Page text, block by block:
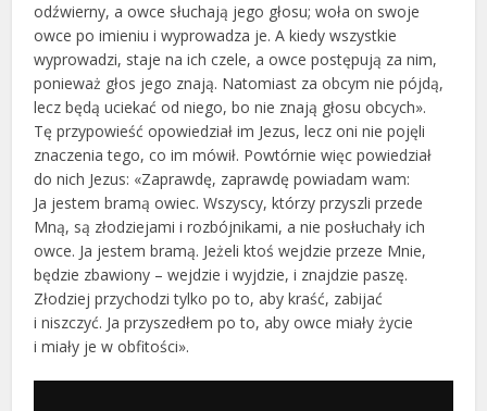
odźwierny, a owce słuchają jego głosu; woła on swoje
owce po imieniu i wyprowadza je. A kiedy wszystkie
wyprowadzi, staje na ich czele, a owce postępują za nim,
ponieważ głos jego znają. Natomiast za obcym nie pójdą,
lecz będą uciekać od niego, bo nie znają głosu obcych».
Tę przypowieść opowiedział im Jezus, lecz oni nie pojęli
znaczenia tego, co im mówił. Powtórnie więc powiedział
do nich Jezus: «Zaprawdę, zaprawdę powiadam wam:
Ja jestem bramą owiec. Wszyscy, którzy przyszli przede
Mną, są złodziejami i rozbójnikami, a nie posłuchały ich
owce. Ja jestem bramą. Jeżeli ktoś wejdzie przeze Mnie,
będzie zbawiony – wejdzie i wyjdzie, i znajdzie paszę.
Złodziej przychodzi tylko po to, aby kraść, zabijać
i niszczyć. Ja przyszedłem po to, aby owce miały życie
i miały je w obfitości».